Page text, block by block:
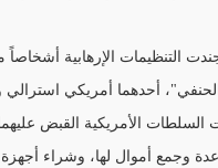
التنظيمات الإرهابية
أحدهما أمريكي استرالي
السلطات الأمريكية القبض
وجمع أموال لها، وشراء أجهزة